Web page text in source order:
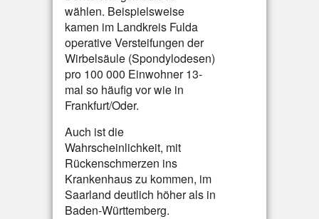
wählen. Beispielsweise
kamen im Landkreis Fulda
operative Versteifungen der
Wirbelsäule (Spondylodesen)
pro 100 000 Einwohner 13-
mal so häufig vor wie in
Frankfurt/Oder.
Auch ist die
Wahrscheinlichkeit, mit
Rückenschmerzen ins
Krankenhaus zu kommen, im
Saarland deutlich höher als in
Baden-Württemberg.